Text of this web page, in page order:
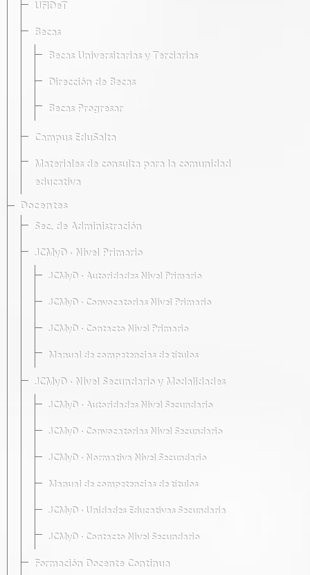
UFIDeT
Becas
Becas Universitarias y Terciarias
Dirección de Becas
Becas Progresar
Campus EduSalta
Materiales de consulta para la comunidad
educativa
Docentes
Sec. de Administración
JCMyD · Nivel Primario
JCMyD · Autoridades Nivel Primario
JCMyD · Convocatorias Nivel Primario
JCMyD · Contacto Nivel Primario
Manual de competencias de títulos
JCMyD · Nivel Secundario y Modalidades
JCMyD · Autoridades Nivel Secundario
JCMyD · Convocatorias Nivel Secundario
JCMyD · Normativa Nivel Secundario
Manual de competencias de títulos
JCMyD · Unidades Educativas Secundaria
JCMyD · Contacto Nivel Secundario
Formación Docente Continua